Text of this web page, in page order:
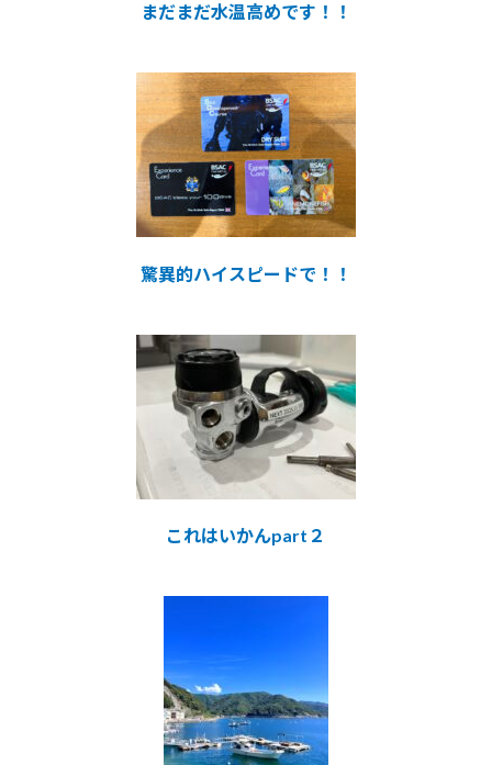
まだまだ水温高めです！！
驚異的ハイスピードで！！
これはいかんpart２